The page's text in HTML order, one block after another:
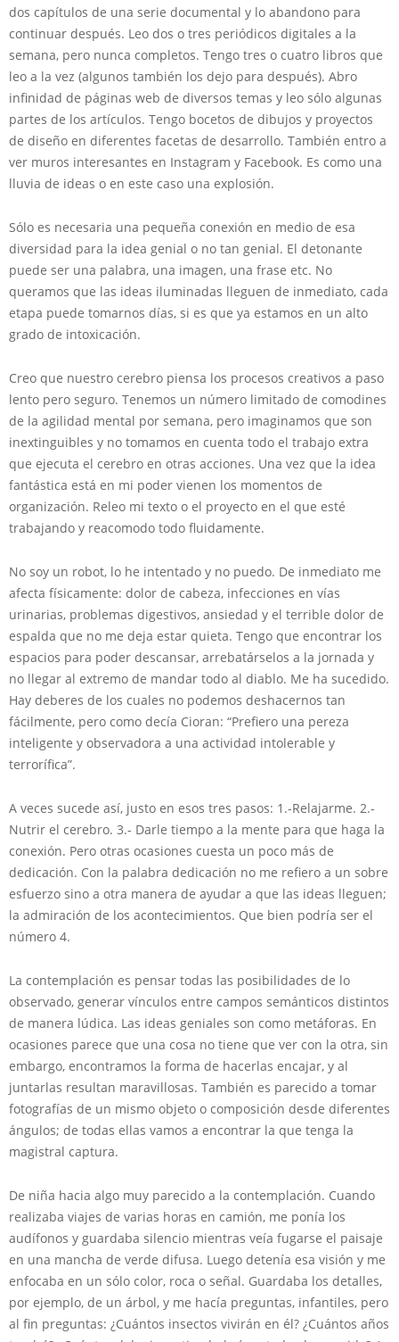
dos capítulos de una serie documental y lo abandono para
continuar después. Leo dos o tres periódicos digitales a la
semana, pero nunca completos. Tengo tres o cuatro libros que
leo a la vez (algunos también los dejo para después). Abro
infinidad de páginas web de diversos temas y leo sólo algunas
partes de los artículos. Tengo bocetos de dibujos y proyectos
de diseño en diferentes facetas de desarrollo. También entro a
ver muros interesantes en Instagram y Facebook. Es como una
lluvia de ideas o en este caso una explosión.
Sólo es necesaria una pequeña conexión en medio de esa
diversidad para la idea genial o no tan genial. El detonante
puede ser una palabra, una imagen, una frase etc. No
queramos que las ideas iluminadas lleguen de inmediato, cada
etapa puede tomarnos días, si es que ya estamos en un alto
grado de intoxicación.
Creo que nuestro cerebro piensa los procesos creativos a paso
lento pero seguro. Tenemos un número limitado de comodines
de la agilidad mental por semana, pero imaginamos que son
inextinguibles y no tomamos en cuenta todo el trabajo extra
que ejecuta el cerebro en otras acciones. Una vez que la idea
fantástica está en mi poder vienen los momentos de
organización. Releo mi texto o el proyecto en el que esté
trabajando y reacomodo todo fluidamente.
No soy un robot, lo he intentado y no puedo. De inmediato me
afecta físicamente: dolor de cabeza, infecciones en vías
urinarias, problemas digestivos, ansiedad y el terrible dolor de
espalda que no me deja estar quieta. Tengo que encontrar los
espacios para poder descansar, arrebatárselos a la jornada y
no llegar al extremo de mandar todo al diablo. Me ha sucedido.
Hay deberes de los cuales no podemos deshacernos tan
fácilmente, pero como decía Cioran: “Prefiero una pereza
inteligente y observadora a una actividad intolerable y
terrorífica”.
A veces sucede así, justo en esos tres pasos: 1.-Relajarme. 2.-
Nutrir el cerebro. 3.- Darle tiempo a la mente para que haga la
conexión. Pero otras ocasiones cuesta un poco más de
dedicación. Con la palabra dedicación no me refiero a un sobre
esfuerzo sino a otra manera de ayudar a que las ideas lleguen;
la admiración de los acontecimientos. Que bien podría ser el
número 4.
La contemplación es pensar todas las posibilidades de lo
observado, generar vínculos entre campos semánticos distintos
de manera lúdica. Las ideas geniales son como metáforas. En
ocasiones parece que una cosa no tiene que ver con la otra, sin
embargo, encontramos la forma de hacerlas encajar, y al
juntarlas resultan maravillosas. También es parecido a tomar
fotografías de un mismo objeto o composición desde diferentes
ángulos; de todas ellas vamos a encontrar la que tenga la
magistral captura.
De niña hacia algo muy parecido a la contemplación. Cuando
realizaba viajes de varias horas en camión, me ponía los
audífonos y guardaba silencio mientras veía fugarse el paisaje
en una mancha de verde difusa. Luego detenía esa visión y me
enfocaba en un sólo color, roca o señal. Guardaba los detalles,
por ejemplo, de un árbol, y me hacía preguntas, infantiles, pero
al fin preguntas: ¿Cuántos insectos vivirán en él? ¿Cuántos años